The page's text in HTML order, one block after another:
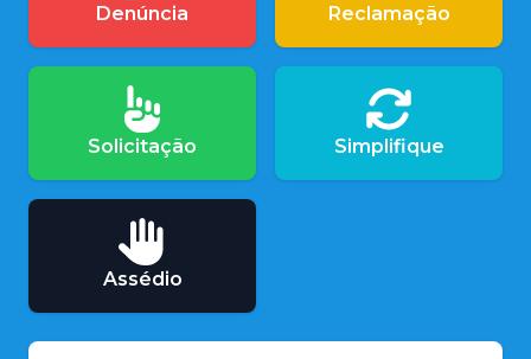
Denúncia Reclamação
Solicitação Simplifique
Assédio